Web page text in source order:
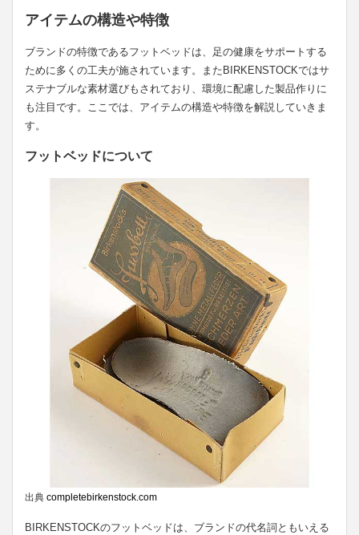
アイテムの構造や特徴
ブランドの特徴であるフットベッドは、足の健康をサポートする
ために多くの工夫が施されています。またBIRKENSTOCKではサ
ステナブルな素材選びもされており、環境に配慮した製品作りに
も注目です。ここでは、アイテムの構造や特徴を解説していきま
す。
フットベッドについて
出典 completebirkenstock.com
BIRKENSTOCKのフットベッドは、ブランドの代名詞ともいえる